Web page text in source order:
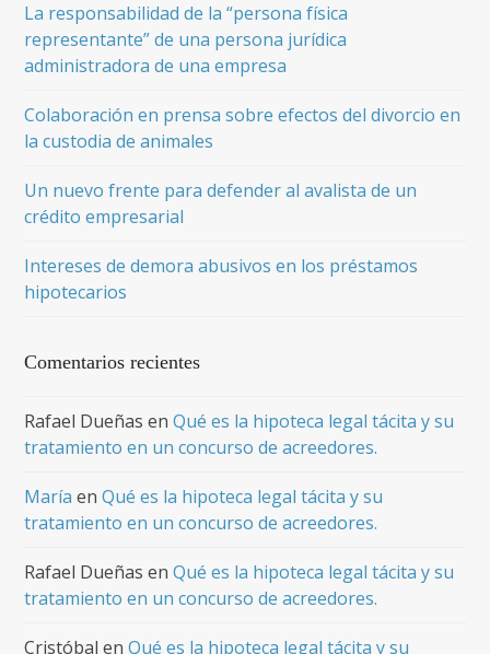
La responsabilidad de la “persona física
representante” de una persona jurídica
administradora de una empresa
Colaboración en prensa sobre efectos del divorcio en
la custodia de animales
Un nuevo frente para defender al avalista de un
crédito empresarial
Intereses de demora abusivos en los préstamos
hipotecarios
Comentarios recientes
Rafael Dueñas enQué es la hipoteca legal tácita y su
tratamiento en un concurso de acreedores.
María enQué es la hipoteca legal tácita y su
tratamiento en un concurso de acreedores.
Rafael Dueñas enQué es la hipoteca legal tácita y su
tratamiento en un concurso de acreedores.
Cristóbal enQué es la hipoteca legal tácita y su